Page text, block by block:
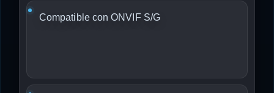
Compatible con ONVIF S/G